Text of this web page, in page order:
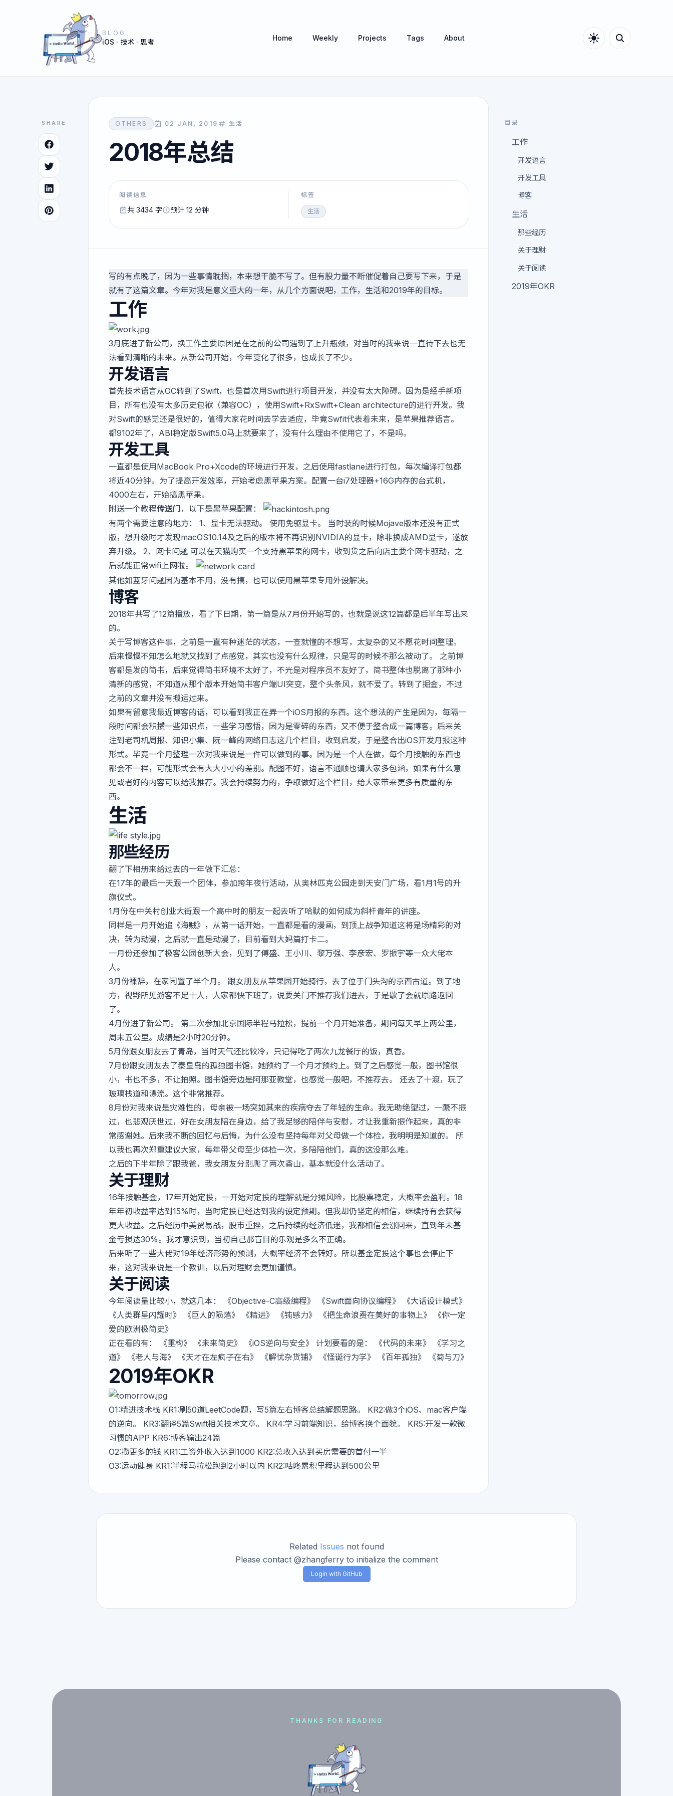
BLOG
iOS · 技术 · 思考 Home Weekly Projects Tags About
SHARE OTHERS 02 JAN, 2019 生活
2018年总结
阅读信息
共 3434 字 预计 12 分钟
标签
生活
写的有点晚了，因为一些事情耽搁，本来想干脆不写了。但有股力量不断催促着自己要写下来，于是
就有了这篇文章。今年对我是意义重大的一年，从几个方面说吧，工作，生活和2019年的目标。
工作
3月底进了新公司，换工作主要原因是在之前的公司遇到了上升瓶颈，对当时的我来说一直待下去也无
法看到清晰的未来。从新公司开始，今年变化了很多，也成长了不少。
开发语言
首先技术语言从OC转到了Swift，也是首次用Swift进行项目开发，并没有太大障碍。因为是经手新项
目，所有也没有太多历史包袱（兼容OC），使用Swift+RxSwift+Clean architecture的进行开发。我
对Swift的感觉还是很好的，值得大家花时间去学去适应，毕竟Swfit代表着未来，是苹果推荐语言。
都9102年了，ABI稳定版Swift5.0马上就要来了，没有什么理由不使用它了，不是吗。
开发工具
一直都是使用MacBook Pro+Xcode的环境进行开发，之后使用fastlane进行打包，每次编译打包都
将近40分钟。为了提高开发效率，开始考虑黑苹果方案。配置一台i7处理器+16G内存的台式机，
4000左右，开始搞黑苹果。
附送一个教程传送门，以下是黑苹果配置：
有两个需要注意的地方： 1、显卡无法驱动。 使用免驱显卡。 当时装的时候Mojave版本还没有正式
版，想升级时才发现macOS10.14及之后的版本将不再识别NVIDIA的显卡，除非换成AMD显卡，遂放
弃升级。 2、网卡问题 可以在天猫购买一个支持黑苹果的网卡，收到货之后向店主要个网卡驱动，之
后就能正常wifi上网啦。
其他如蓝牙问题因为基本不用，没有搞，也可以使用黑苹果专用外设解决。
博客
2018年共写了12篇播放，看了下日期，第一篇是从7月份开始写的，也就是说这12篇都是后半年写出来
的。
关于写博客这件事，之前是一直有种迷茫的状态，一查就懂的不想写，太复杂的又不愿花时间整理。
后来慢慢不知怎么地就又找到了点感觉，其实也没有什么规律，只是写的时候不那么被动了。 之前博
客都是发的简书，后来觉得简书环境不太好了，不光是对程序员不友好了，简书整体也脱离了那种小
清新的感觉，不知道从那个版本开始简书客户端UI突变，整个头条风，就不爱了。转到了掘金，不过
之前的文章并没有搬运过来。
如果有留意我最近博客的话，可以看到我正在弄一个iOS月报的东西。这个想法的产生是因为，每隔一
段时间都会积攒一些知识点，一些学习感悟，因为是零碎的东西，又不便于整合成一篇博客。后来关
注到老司机周报、 知识小集、 阮一峰的网络日志这几个栏目，收到启发，于是整合出iOS开发月报这种
形式。毕竟一个月整理一次对我来说是一件可以做到的事。因为是一个人在做，每个月接触的东西也
都会不一样，可能形式会有大大小小的差别。配图不好，语言不通顺也请大家多包涵，如果有什么意
见或者好的内容可以给我推荐。我会持续努力的，争取做好这个栏目，给大家带来更多有质量的东
西。
生活
那些经历
翻了下相册来给过去的一年做下汇总：
在17年的最后一天跟一个团体，参加跨年夜行活动，从奥林匹克公园走到天安门广场，看1月1号的升
旗仪式。
1月份在中关村创业大街跟一个高中时的朋友一起去听了哈默的如何成为斜杆青年的讲座。
同样是一月开始追《海贼》，从第一话开始，一直都是看的漫画，到顶上战争知道这将是场精彩的对
决，转为动漫，之后就一直是动漫了，目前看到大妈篇打卡二。
一月份还参加了极客公园创新大会，见到了傅盛、王小川、黎万强、李彦宏、罗振宇等一众大佬本
人。
3月份裸辞，在家闲置了半个月。 跟女朋友从苹果园开始骑行，去了位于门头沟的京西古道。到了地
方，视野所见游客不足十人，人家都快下班了，说要关门不推荐我们进去，于是歇了会就原路返回
了。
4月份进了新公司。 第二次参加北京国际半程马拉松，提前一个月开始准备，期间每天早上两公里，
周末五公里。成绩是2小时20分钟。
5月份跟女朋友去了青岛，当时天气还比较冷，只记得吃了两次九龙餐厅的饭，真香。
7月份跟女朋友去了秦皇岛的孤独图书馆，她预约了一个月才预约上。到了之后感觉一般，图书馆很
小，书也不多，不让拍照。图书馆旁边是阿那亚教堂，也感觉一般吧，不推荐去。 还去了十渡，玩了
玻璃栈道和漂流。这个非常推荐。
8月份对我来说是灾难性的，母亲被一场突如其来的疾病夺去了年轻的生命。我无助绝望过，一蹶不振
过，也悲观厌世过，好在女朋友陪在身边，给了我足够的陪伴与安慰，才让我重新振作起来，真的非
常感谢她。后来我不断的回忆与后悔，为什么没有坚持每年对父母做一个体检，我明明是知道的。 所
以我也再次郑重建议大家，每年带父母至少体检一次，多陪陪他们，真的这没那么难。
之后的下半年除了跟我爸，我女朋友分别爬了两次香山，基本就没什么活动了。
关于理财
16年接触基金，17年开始定投，一开始对定投的理解就是分摊风险，比股票稳定，大概率会盈利。18
年年初收益率达到15%时，当时定投已经达到我的设定预期。但我却仍坚定的相信，继续持有会获得
更大收益。之后经历中美贸易战，股市重挫，之后持续的经济低迷，我都相信会涨回来，直到年末基
金亏损达30%。我才意识到，当初自己那盲目的乐观是多么不正确。
后来听了一些大佬对19年经济形势的预测，大概率经济不会转好。所以基金定投这个事也会停止下
来，这对我来说是一个教训，以后对理财会更加谨慎。
关于阅读
今年阅读量比较小，就这几本： 《Objective-C高级编程》 《Swift面向协议编程》 《大话设计模式》
《人类群星闪耀时》 《巨人的陨落》 《精进》 《钝感力》 《把生命浪费在美好的事物上》 《你一定
爱的欧洲极简史》
正在看的有： 《重构》 《未来简史》 《iOS逆向与安全》 计划要看的是： 《代码的未来》 《学习之
道》 《老人与海》 《天才在左疯子在右》 《解忧杂货铺》 《怪诞行为学》 《百年孤独》 《菊与刀》
2019年OKR
O1:精进技术栈 KR1:刷50道LeetCode题，写5篇左右博客总结解题思路。 KR2:做3个iOS、mac客户端
的逆向。 KR3:翻译5篇Swift相关技术文章。 KR4:学习前端知识，给博客换个面貌。 KR5:开发一款微
习惯的APP KR6:博客输出24篇
O2:攒更多的钱 KR1:工资外收入达到1000 KR2:总收入达到买房需要的首付一半
O3:运动健身 KR1:半程马拉松跑到2小时以内 KR2:咕咚累积里程达到500公里
目录
工作
开发语言
开发工具
博客
生活
那些经历
关于理财
关于阅读
2019年OKR
Related Issues not found
Please contact @zhangferry to initialize the comment
Login with GitHub
THANKS FOR READING